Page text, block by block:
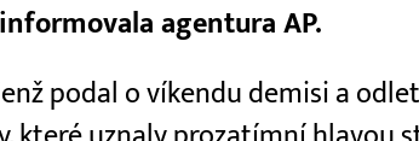
agentura AP.
podal o víkendu demisi a